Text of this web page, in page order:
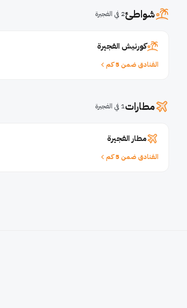
شواطئ2 في الفجيرة
كورنيش الفجيرة
الفنادق ضمن 5 كم
مطارات1 في الفجيرة
مطار الفجيرة
الفنادق ضمن 5 كم